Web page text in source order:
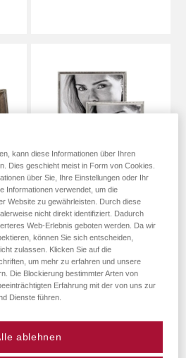
Cosima
Portraitrahmen
kann diese Informationen über Ihren
Dies geschieht meist in Form von Cookies.
über Sie, Ihre Einstellungen oder Ihr
Informationen verwendet, um die
Website zu gewährleisten. Durch diese
nicht direkt identifiziert. Dadurch
Web-Erlebnis geboten werden. Da wir
können Sie sich entscheiden,
zulassen. Klicken Sie auf die
um mehr zu erfahren und unsere
Die Blockierung bestimmter Arten von
Erfahrung mit der von uns zur
Dienste führen.
ablehnen